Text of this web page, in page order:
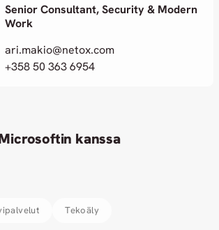
Senior Consultant, Security & Modern
Work
ari.makio@netox.com
+358 50 363 6954
kanssa
Tekoäly